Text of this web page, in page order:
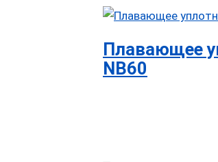
Плавающее
NB60